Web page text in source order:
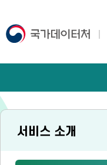
서비스 소개